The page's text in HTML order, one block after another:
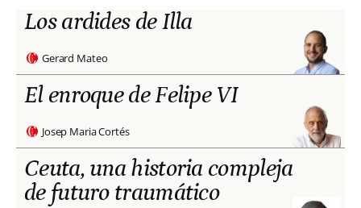
Los ardides de Illa
Gerard Mateo
El enroque de Felipe VI
Josep Maria Cortés
Ceuta, una historia compleja
de futuro traumático